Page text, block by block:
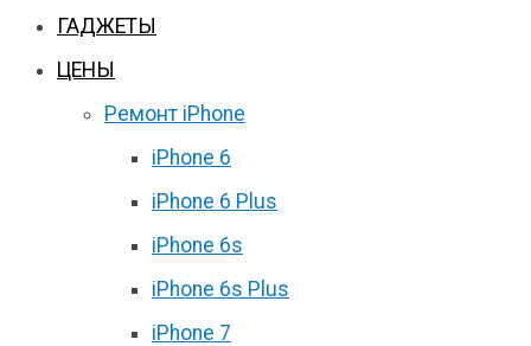
ГАДЖЕТЫ
ЦЕНЫ
Ремонт iPhone
iPhone 6
iPhone 6 Plus
iPhone 6s
iPhone 6s Plus
iPhone 7